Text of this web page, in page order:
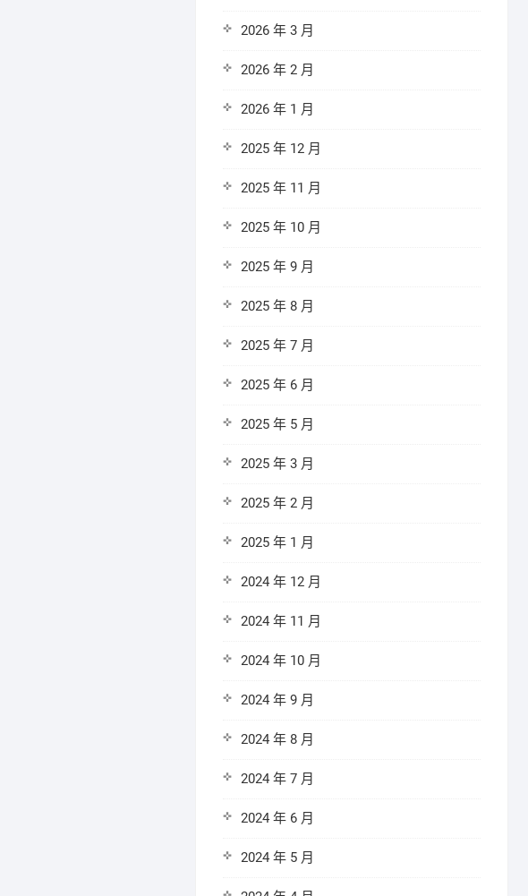
2026 年 3 月
2026 年 2 月
2026 年 1 月
2025 年 12 月
2025 年 11 月
2025 年 10 月
2025 年 9 月
2025 年 8 月
2025 年 7 月
2025 年 6 月
2025 年 5 月
2025 年 3 月
2025 年 2 月
2025 年 1 月
2024 年 12 月
2024 年 11 月
2024 年 10 月
2024 年 9 月
2024 年 8 月
2024 年 7 月
2024 年 6 月
2024 年 5 月